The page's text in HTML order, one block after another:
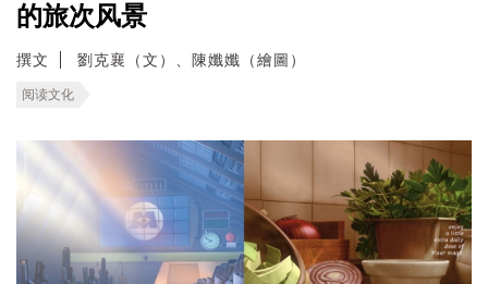
的旅次风景
撰文 劉克襄（文）、陳孅孅（繪圖）
阅读文化